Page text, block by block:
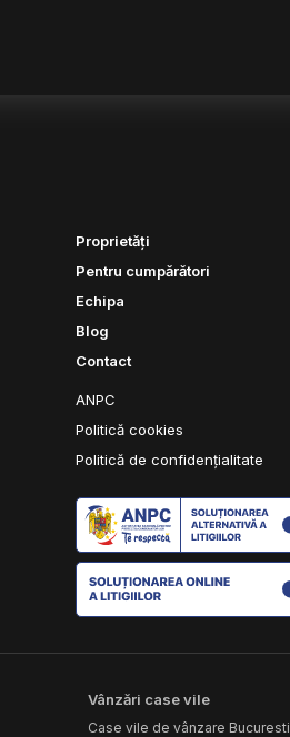
Proprietăți
Pentru cumpărători
Echipa
Blog
Contact
ANPC
Politică cookies
Politică de confidențialitate
Vânzări case vile
Case vile de vânzare Bucuresti